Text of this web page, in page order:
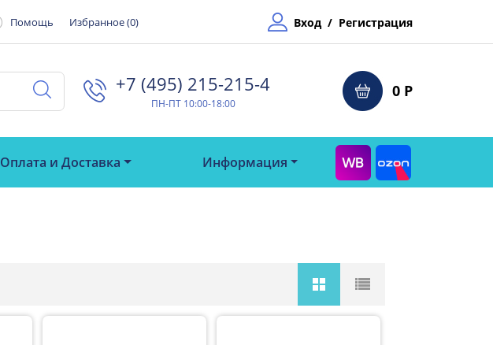
Помощь Избранное (0) Вход / Регистрация
+7 (495) 215-215-4⁠
ПН-ПТ 10:00-18:00
0 Р
Оплата и Доставка Информация